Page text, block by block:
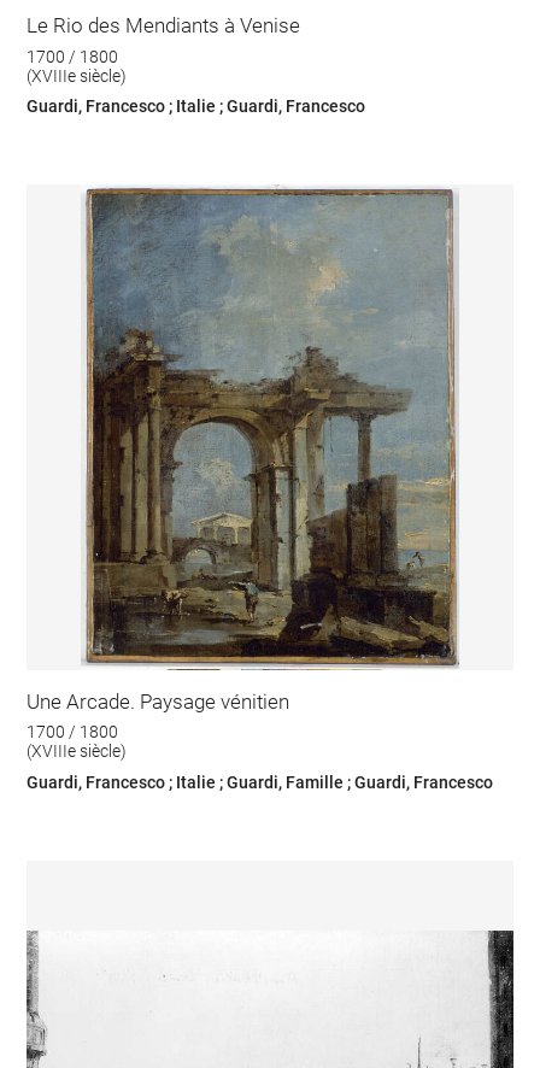
Le Rio des Mendiants à Venise
1700 / 1800
(XVIIIe siècle)
Guardi, Francesco ; Italie ; Guardi, Francesco
Une Arcade. Paysage vénitien
1700 / 1800
(XVIIIe siècle)
Guardi, Francesco ; Italie ; Guardi, Famille ; Guardi, Francesco